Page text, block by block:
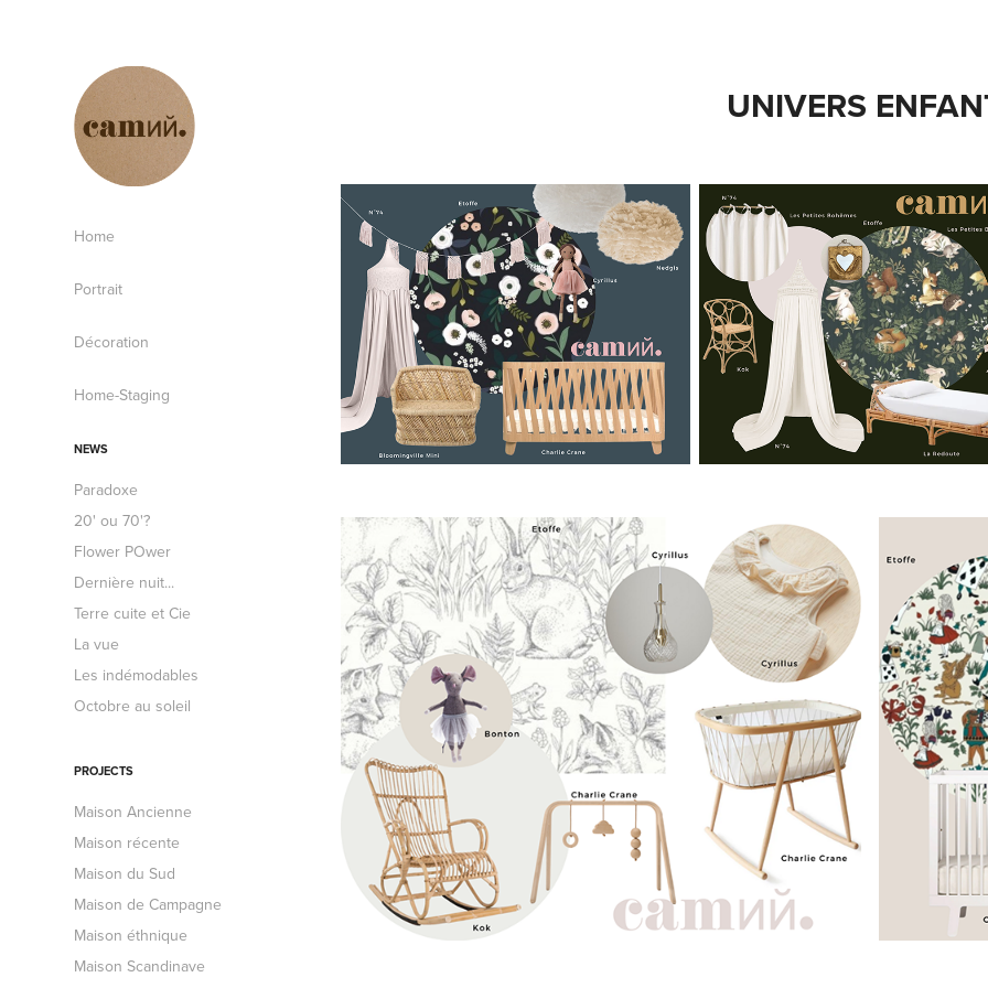
Home
Portrait
Décoration
Home-Staging
NEWS
Paradoxe
20' ou 70'?
Flower POwer
Dernière nuit...
Terre cuite et Cie
La vue
Les indémodables
Octobre au soleil
PROJECTS
Maison Ancienne
Maison récente
Maison du Sud
Maison de Campagne
Maison éthnique
Maison Scandinave
UNIVERS